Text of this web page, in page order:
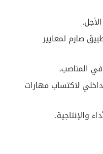
صارم لمعايير
المناصب.
لاكتساب مهارات
والإنتاجية.